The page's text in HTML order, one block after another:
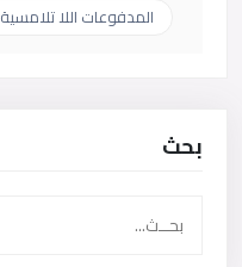
المدفوعات اللا تلامسية
بحث